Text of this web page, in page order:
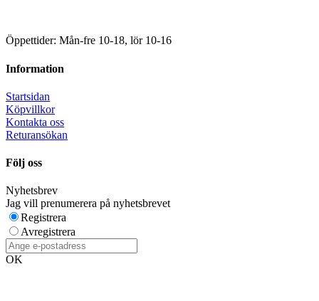
Öppettider: Mån-fre 10-18, lör 10-16
Information
Startsidan
Köpvillkor
Kontakta oss
Returansökan
Följ oss
Nyhetsbrev
Jag vill prenumerera på nyhetsbrevet
Registrera
Avregistrera
OK